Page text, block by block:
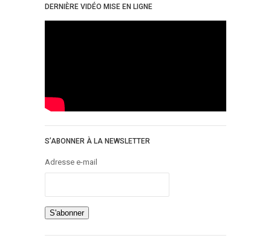
DERNIÈRE VIDÉO MISE EN LIGNE
S’ABONNER À LA NEWSLETTER
Adresse e-mail